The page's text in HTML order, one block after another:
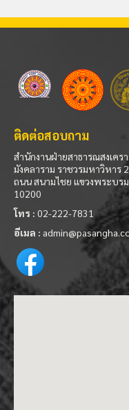
ติดต่อสอบถาม
สำนักงานฝ่ายสาธารณสงเค
มังคลาราม ราชวรมหาวิหาร 2
ถนน สนามไชย แขวงพระบร
10200
โทร : 02-222-7831
อีเมล :